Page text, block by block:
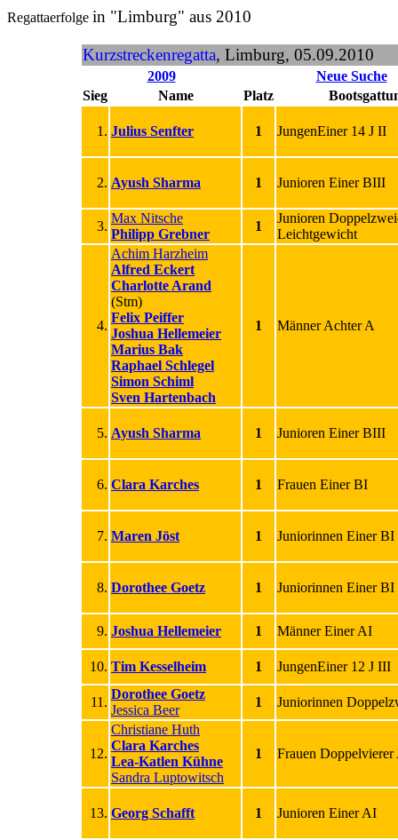
Regattaerfolge in "Limburg" aus 2010
Kurzstreckenregatta, Limburg, 05.09.2010
2009
Neue Suche
Sieg
Name Platz
1. Julius Senfter 1 JungenEiner 14 J II
2. Ayush Sharma 1 Junioren Einer BIII
3.
Max Nitsche
Philipp Grebner
1
Junioren
Leichtgewicht
4.
Achim Harzheim
Alfred Eckert
Charlotte Arand
(Stm)
Felix Peiffer
Joshua Hellemeier
Marius Bak
Raphael Schlegel
Simon Schiml
Sven Hartenbach
1 Männer Achter A
5. Ayush Sharma 1 Junioren Einer BIII
6. Clara Karches 1 Frauen Einer BI
7. Maren Jöst 1 Juniorinnen Einer BI
8. Dorothee Goetz 1 Juniorinnen Einer BI
9. Joshua Hellemeier 1 Männer Einer AI
10. Tim Kesselheim 1 JungenEiner 12 J III
11.
Dorothee Goetz
Jessica Beer
1 Juniorinnen
12.
Christiane Huth
Clara Karches
Lea-Katlen Kühne
Sandra Luptowitsch
1 Frauen Doppelvierer
13. Georg Schafft 1 Junioren Einer AI